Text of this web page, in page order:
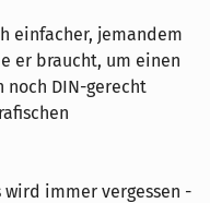
einfacher, jemandem
er braucht, um einen
noch DIN-gerecht
immer vergessen -